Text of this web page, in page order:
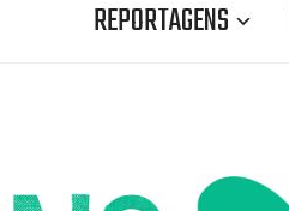
REPORTAGENS